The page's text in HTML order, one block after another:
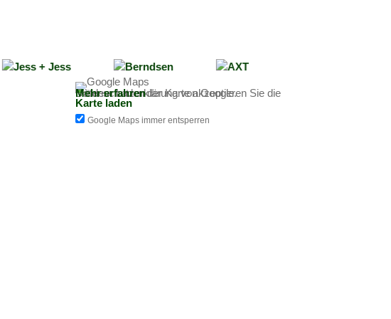
Mit dem Laden der Karte akzeptieren Sie die Datenschutzerklärung von Google.
Mehr erfahren
Karte laden
Google Maps immer entsperren